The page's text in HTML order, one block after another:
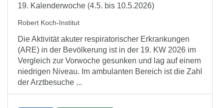
19. Kalenderwoche (4.5. bis 10.5.2026)
Robert Koch-Institut
Die Aktivität akuter respiratorischer Erkrankungen
(ARE) in der Bevölkerung ist in der 19. KW 2026 im
Vergleich zur Vorwoche gesunken und lag auf einem
niedrigen Niveau. Im ambulanten Bereich ist die Zahl
der Arztbesuche ...